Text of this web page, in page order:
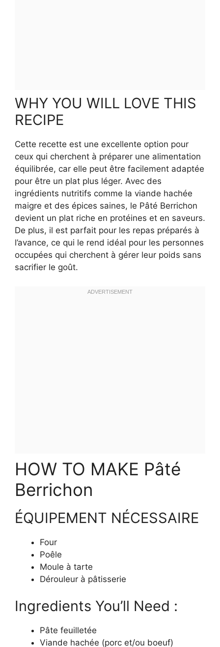
WHY YOU WILL LOVE THIS
RECIPE
Cette recette est une excellente option pour
ceux qui cherchent à préparer une alimentation
équilibrée, car elle peut être facilement adaptée
pour être un plat plus léger. Avec des
ingrédients nutritifs comme la viande hachée
maigre et des épices saines, le Pâté Berrichon
devient un plat riche en protéines et en saveurs.
De plus, il est parfait pour les repas préparés à
l’avance, ce qui le rend idéal pour les personnes
occupées qui cherchent à gérer leur poids sans
sacrifier le goût.
HOW TO MAKE Pâté
Berrichon
ÉQUIPEMENT NÉCESSAIRE
Four
Poêle
Moule à tarte
Dérouleur à pâtisserie
Ingredients You’ll Need :
Pâte feuilletée
Viande hachée (porc et/ou boeuf)